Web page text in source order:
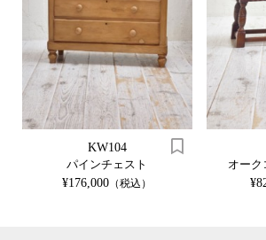
KW104
パインチェスト
¥176,000 （税込）
オーク